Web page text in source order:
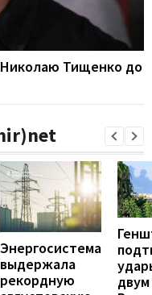
Тищенко до
Энергосистема
выдержала
рекордную